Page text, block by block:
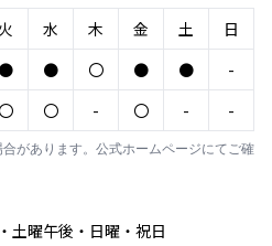
火 水 木 金 土
日
● ● 〇 ● ●
-
〇 〇 - 〇 - -
があります。公式ホームページにてご確
土曜午後・日曜・祝日